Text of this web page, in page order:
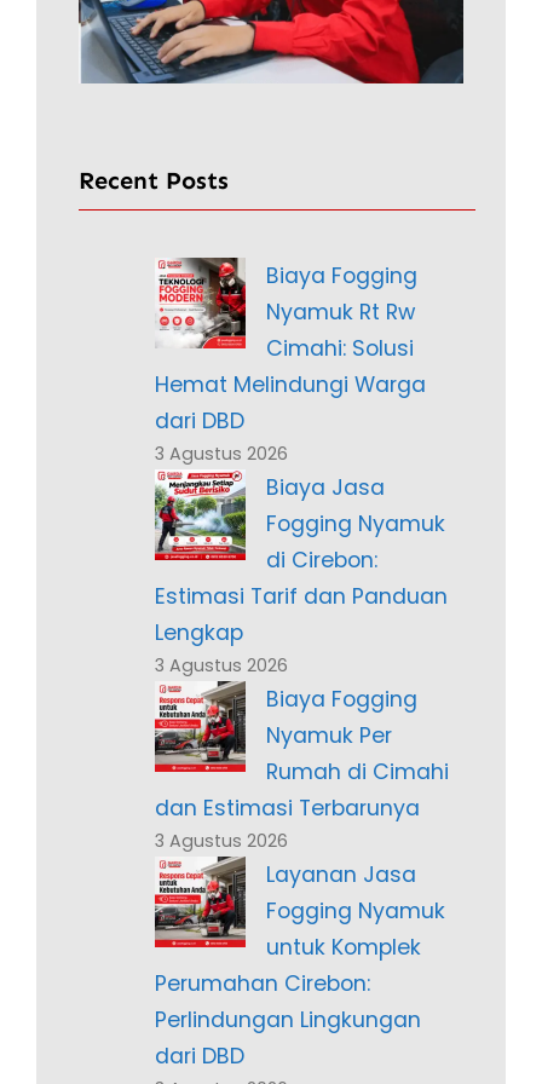
Recent Posts
Biaya Fogging
Nyamuk Rt Rw
Cimahi: Solusi
Hemat Melindungi Warga
dari DBD
3 Agustus 2026
Biaya Jasa
Fogging Nyamuk
di Cirebon:
Estimasi Tarif dan Panduan
Lengkap
3 Agustus 2026
Biaya Fogging
Nyamuk Per
Rumah di Cimahi
dan Estimasi Terbarunya
3 Agustus 2026
Layanan Jasa
Fogging Nyamuk
untuk Komplek
Perumahan Cirebon:
Perlindungan Lingkungan
dari DBD